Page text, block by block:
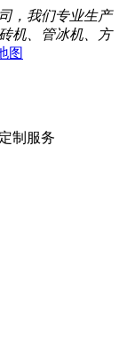
，我们专业生产
机、管冰机、方
图
制服务